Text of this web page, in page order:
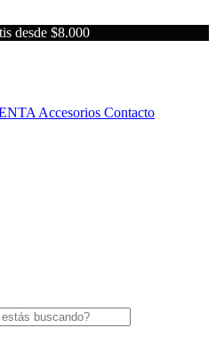
desde $8.000
Accesorios Contacto